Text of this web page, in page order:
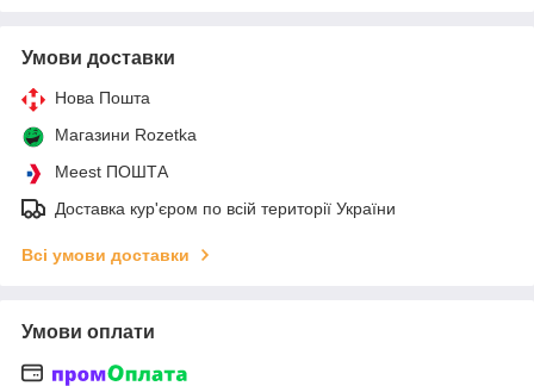
Умови доставки
Нова Пошта
Магазини Rozetka
Meest ПОШТА
Доставка кур'єром по всій території України
Всі умови доставки
Умови оплати